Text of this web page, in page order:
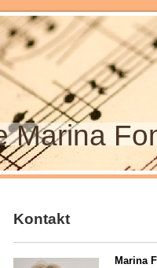
Marina
Kontakt
Marina